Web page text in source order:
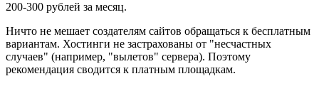
200-300 рублей за месяц.
Ничто не мешает создателям сайтов обращаться к бесплатным
вариантам. Хостинги не застрахованы от "несчастных
случаев" (например, "вылетов" сервера). Поэтому
рекомендация сводится к платным площадкам.